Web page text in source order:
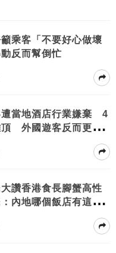
乘客「不要好心做壞
反而幫倒忙
遭當地酒店行業嫌棄 4
頂 外國遊客反而更
讚香港食長腳蟹高性
內地哪個飯店有這麼